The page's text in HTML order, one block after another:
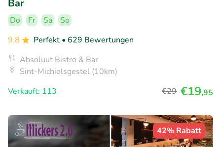
Bar
Do Fr Sa
So
9.8
Perfekt • 629 Bewertungen
Absoluut Bistro & Bar
Sint-Michielsgestel (10km)
Verkauft: 113
€29 €19,95
42% Rabatt